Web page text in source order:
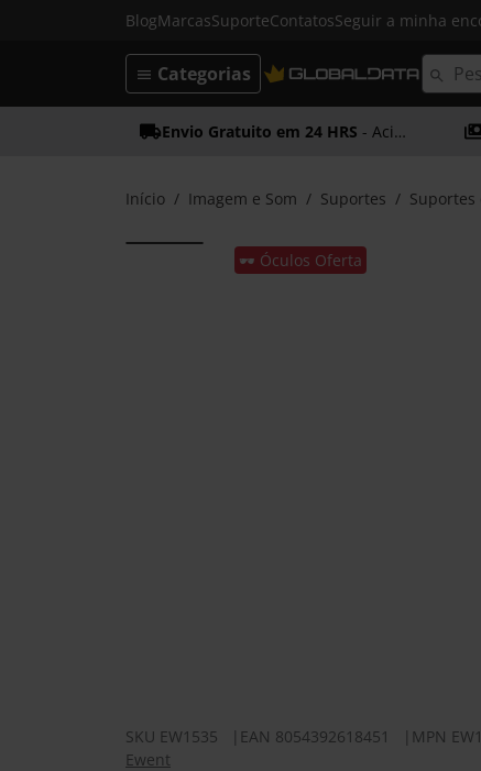
BlogMarcasSuporteContatosSeguir a minha
Categorias
Envio Gratuito em 24 HRS - Acima dos 50€
Início Imagem e Som Suportes Suportes
🕶️ Óculos Oferta
SKU EW1535 EAN 8054392618451 MPN
Ewent